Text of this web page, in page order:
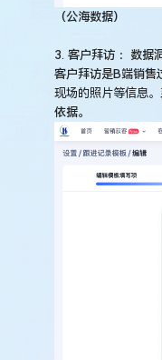
（公海数据）
3. 客户拜访 ：数据
客户拜访是B端销售
现场的照片等信息。
依据。